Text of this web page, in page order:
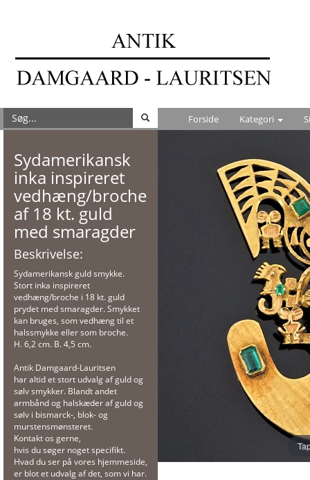
Forside Kategori
Sydamerikansk
inka inspireret
vedhæng/broche
af 18 kt. guld
med smaragder
Beskrivelse:
Sydamerikansk guld smykke.
Stort inka inspireret
vedhæng/broche i 18 kt. guld
prydet med smaragder. Smykket
kan bruges, som vedhæng til et
halssmykke eller som broche.
H. 6,2 cm. B. 4,5 cm.
Antik Damgaard-Lauritsen
har altid et stort udvalg af guld og
sølv smykker. Blandt andet
armbånd og halskæder af guld og
sølv i bismarck-, blok- og
murstensmønsteret.
Kontakt os gerne,
hvis du søger noget specifikt.
Hvad du ser på vores hjemmeside,
er blot et udvalg af det, som vi har.